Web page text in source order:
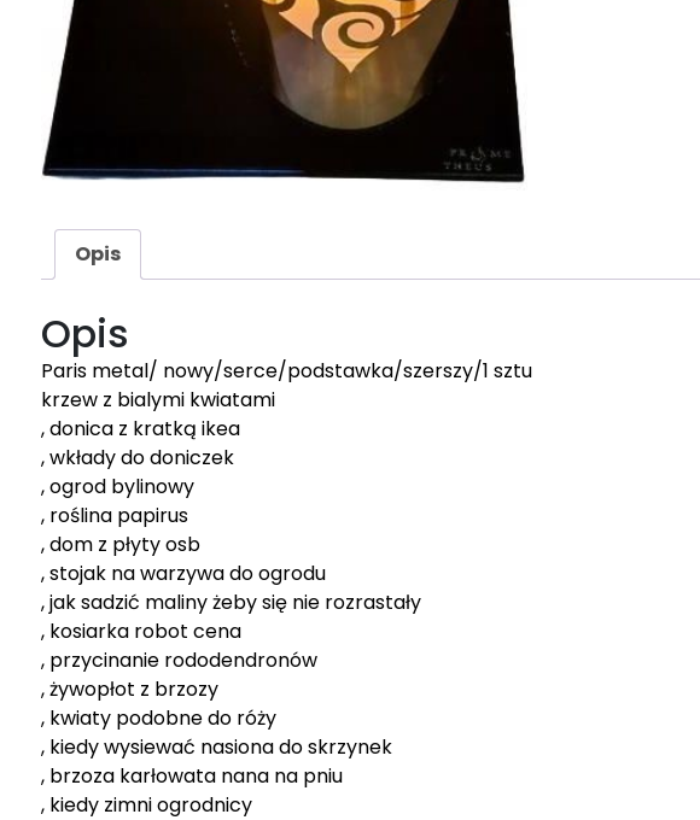
Opis
Opis
Paris metal/ nowy/serce/podstawka/szerszy/1 sztu
krzew z bialymi kwiatami
, donica z kratką ikea
, wkłady do doniczek
, ogrod bylinowy
, roślina papirus
, dom z płyty osb
, stojak na warzywa do ogrodu
, jak sadzić maliny żeby się nie rozrastały
, kosiarka robot cena
, przycinanie rododendronów
, żywopłot z brzozy
, kwiaty podobne do róży
, kiedy wysiewać nasiona do skrzynek
, brzoza karłowata nana na pniu
, kiedy zimni ogrodnicy